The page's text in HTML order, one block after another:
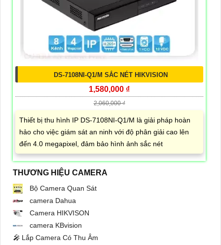
DS-7108NI-Q1/M SẮC NÉT HIKVISION
1,580,000 ₫
2,060,000 ₫
Thiết bị thu hình IP DS-7108NI-Q1/M là giải pháp hoàn
hảo cho việc giám sát an ninh với độ phân giải cao lên
đến 4.0 megapixel, đảm bảo hình ảnh sắc nét
THƯƠNG HIỆU CAMERA
Bộ Camera Quan Sát
camera Dahua
Camera HIKVISON
camera KBvision
️🎤️ Lắp Camera Có Thu Âm